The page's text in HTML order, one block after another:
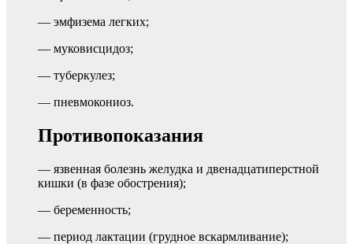
— эмфизема легких;
— муковисцидоз;
— туберкулез;
— пневмокониоз.
Противопоказания
— язвенная болезнь желудка и двенадцатиперстной
кишки (в фазе обострения);
— беременность;
— период лактации (грудное вскармливание);